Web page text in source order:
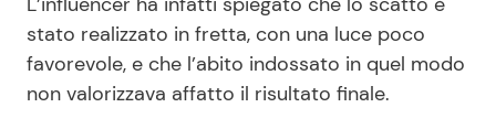
stato realizzato in fretta, con una luce poco
favorevole, e che l’abito indossato in quel modo
non valorizzava affatto il risultato finale.